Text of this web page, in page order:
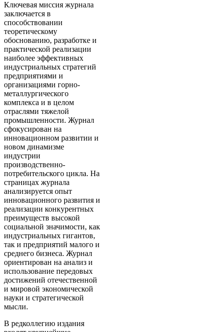
Ключевая миссия журнала
заключается в
способствовании
теоретическому
обоснованию, разработке и
практической реализации
наиболее эффективных
индустриальных стратегий
предприятиями и
организациями горно-
металлургического
комплекса и в целом
отраслями тяжелой
промышленности. Журнал
сфокусирован на
инновационном развитии и
новом динамизме
индустрии
производственно-
потребительского цикла. На
страницах журнала
анализируется опыт
инновационного развития и
реализации конкурентных
преимуществ высокой
социальной значимости, как
индустриальных гигантов,
так и предприятий малого и
среднего бизнеса. Журнал
ориентирован на анализ и
использование передовых
достижений отечественной
и мировой экономической
науки и стратегической
мысли.
В редколлегию издания